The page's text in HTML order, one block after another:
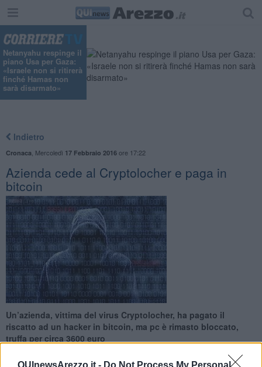
QUInewsArezzo.it - Do Not Process My Personal
Netanyahu respinge il
piano Usa per Gaza:
«Israele non si ritirerà
finché Hamas non
sarà disarmato»
Indietro
Cronaca Mercoledì 17 Febbraio 2016ore 17:22
Azienda cede al Cryptolocher e paga in
bitcoin
Un’azienda, vittima del virus Cryptolocher, ha pagato il
riscatto ad un hacker in bitcoin, ma pc è rimasto bloccato,
truffa per circa 3600 euro